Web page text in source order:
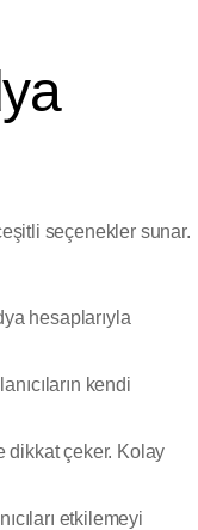
seçenekler sunar.
hesaplarıyla
kendi
dikkat çeker. Kolay
etkilemeyi